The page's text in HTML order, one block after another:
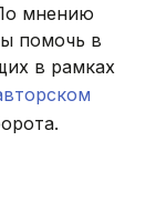
мнению
помочь в
в рамках